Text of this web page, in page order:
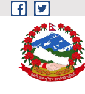
Skip to main content